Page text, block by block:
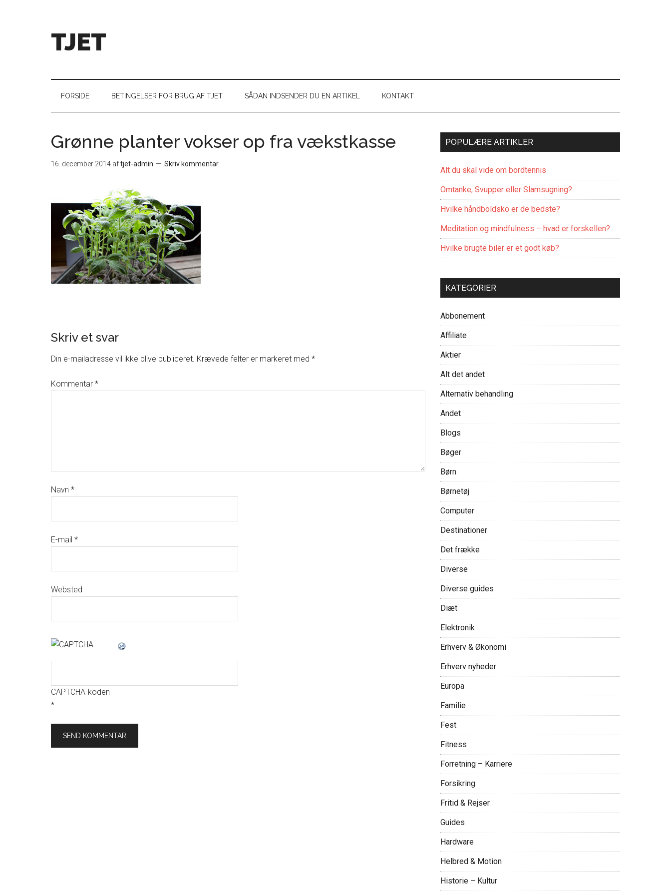
TJET
FORSIDE BETINGELSER FOR BRUG AF TJET SÅDAN INDSENDER DU EN ARTIKEL KONTAKT
Grønne planter vokser op fra vækstkasse
16. december 2014 aftjet-admin Skriv kommentar
Skriv et svar
Din e-mailadresse vil ikke blive publiceret. Krævede felter er markeret med *
Kommentar *
Navn *
E-mail *
Websted
CAPTCHA-koden
*
POPULÆRE ARTIKLER
Alt du skal vide om bordtennis
Omtanke, Svupper eller Slamsugning?
Hvilke håndboldsko er de bedste?
Meditation og mindfulness – hvad er forskellen?
Hvilke brugte biler er et godt køb?
KATEGORIER
Abbonement
Affiliate
Aktier
Alt det andet
Alternativ behandling
Andet
Blogs
Bøger
Børn
Børnetøj
Computer
Destinationer
Det frække
Diverse
Diverse guides
Diæt
Elektronik
Erhverv & Økonomi
Erhverv nyheder
Europa
Familie
Fest
Fitness
Forretning – Karriere
Forsikring
Fritid & Rejser
Guides
Hardware
Helbred & Motion
Historie – Kultur